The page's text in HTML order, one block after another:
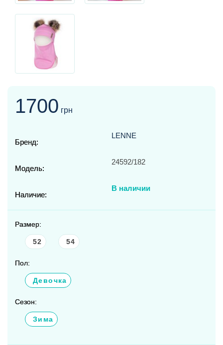
1700 грн
Бренд:
LENNE
Модель:
24592/182
Наличие:
В наличии
Размер:
52 54
Пол:
Девочка
Сезон:
Зима